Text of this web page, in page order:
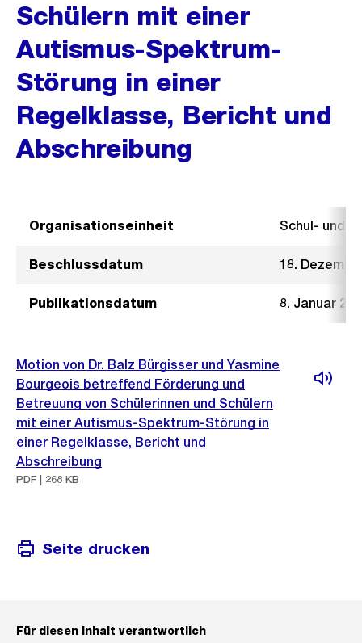
Schülern mit einer
Autismus-Spektrum-
Störung in einer
Regelklasse, Bericht und
Abschreibung
Organisationseinheit Schul- und
Beschlussdatum 18.
Publikationsdatum 8. Januar
Motion von Dr. Balz Bürgisser und Yasmine
Bourgeois betreffend Förderung und
Betreuung von Schülerinnen und Schülern
mit einer Autismus-Spektrum-Störung in
einer Regelklasse, Bericht und
Abschreibung
PDF | 268 KB
Seite drucken
Für diesen Inhalt verantwortlich